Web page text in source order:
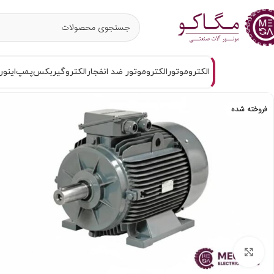
الکتروموتورالکتروموتور ضد انفجارالکتروگیربکسپمپ
فروخته شده
برای بزرگنمایی کلیک کنید